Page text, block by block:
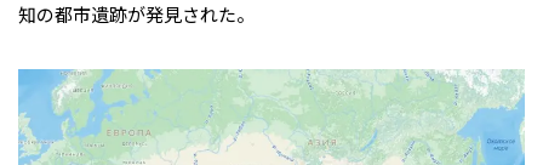
知の都市遺跡が発見された。